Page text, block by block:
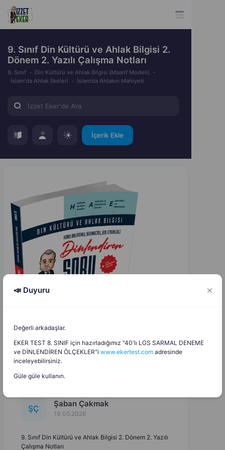
9. Sınıf Din Kültürü ve Ahlak Bilgisi 2.
Dönem 2. Yazılı Çalışma Notları
9. Sınıf
Din Kültürü ve Ahlak Bilgisi (Maarif Modeli)
İslam'da Ahlak İlkeleri
İslam’da Ahlakın Mahiyeti
İçerik Ekle
ŞÇ Şaban Çakmak
19.05.2026
9. Sınıf Din Kültürü ve Ahlak Bilgisi 2. Dönem 2. Yazılı
Çalışma Notları
📣 Duyuru
Değerli arkadaşlar.
EKER TEST 8. SINIF için hazırladığımız "40'lı LGS SARMAL DENEME
ve DİNLENDİREN ÖLÇEKLER"i www.ekertest.com adresinde
inceleyebilirsiniz.
Güle güle kullanın.